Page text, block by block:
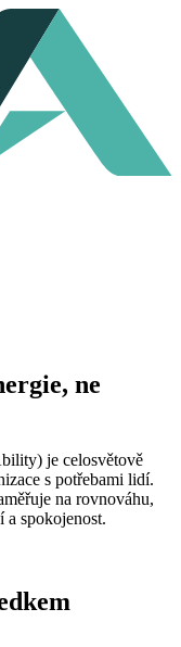
ne
je celosvětově
s potřebami lidí.
na rovnováhu,
spokojenost.